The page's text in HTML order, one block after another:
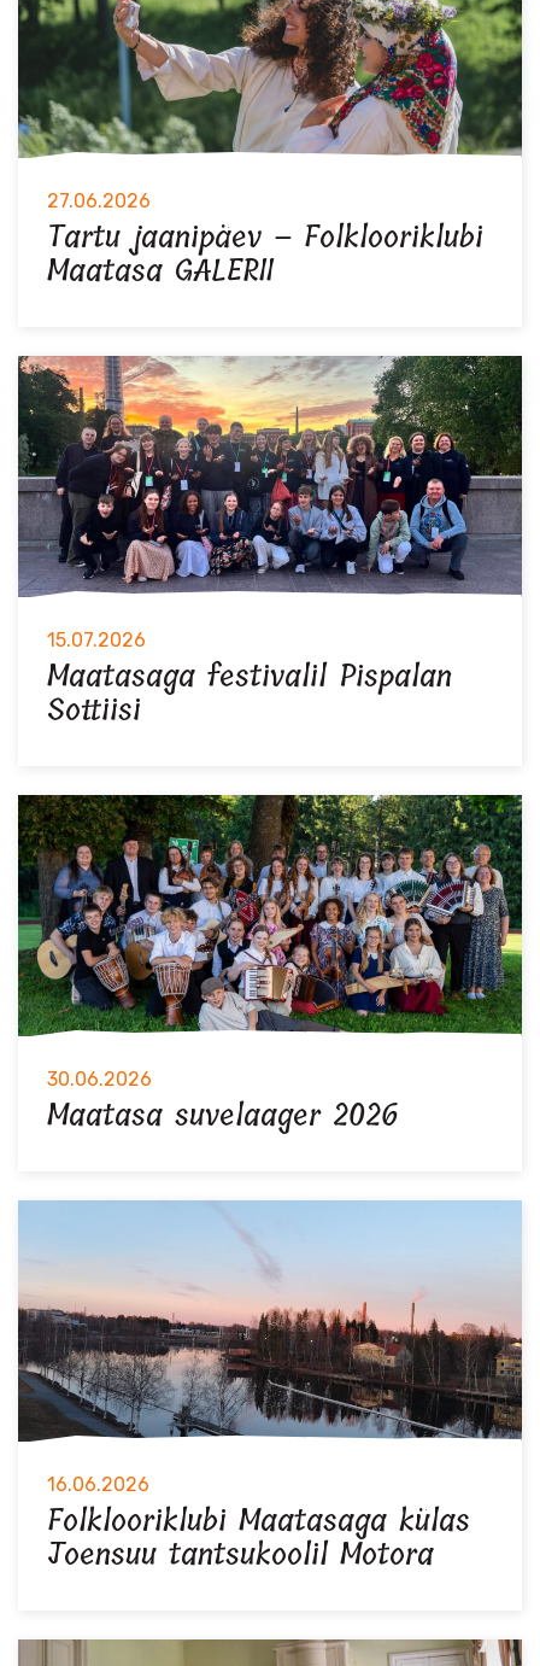
27.06.2026
Tartu jaanipäev – Folklooriklubi
Maatasa GALERII
15.07.2026
Maatasaga festivalil Pispalan
Sottiisi
30.06.2026
Maatasa suvelaager 2026
16.06.2026
Folklooriklubi Maatasaga külas
Joensuu tantsukoolil Motora